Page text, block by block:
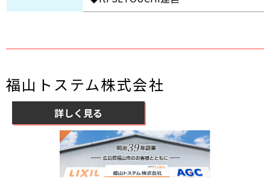
福山トステム株式会社
詳しく見る